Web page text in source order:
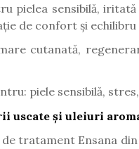
pielea sensibilă, iritată
de confort și echilibru
cutanată,
piele sensibilă,
uscate și uleiuri
tratament Ensana